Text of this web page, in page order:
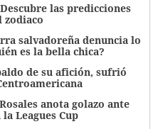
las predicciones
zodiaco
salvadoreña denuncia lo
es la bella chica?
de su afición, sufrió
anota golazo ante
Leagues Cup